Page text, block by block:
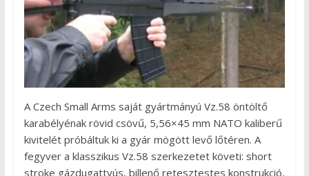
A Czech Small Arms saját gyártmányú Vz.58 öntöltő
karabélyénak rövid csövű, 5,56×45 mm NATO kaliberű
kivitelét próbáltuk ki a gyár mögött levő lőtéren. A
fegyver a klasszikus Vz.58 szerkezetet követi: short
stroke gázdugattyús, billenő retesztestes konstrukció,